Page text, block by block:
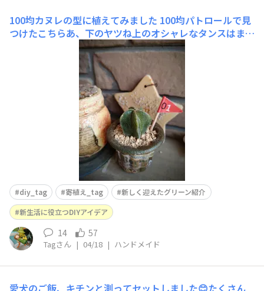
100均カヌレの型に植えてみました 100均パトロールで見
つけたこちらあ、下のヤツね上のオシャレなタンスはまた
違うこと考えてるので後日DAISOで見つけたこの子入れる
のにちょうど良い大きさ💕さっそくプライマー塗布して下
穴開けて色塗り開始🎨🖌️目立たないけどサビ塗装シール
を貼ってちょっと汚してみたら……やり過ぎたーー🤣🤣🤣
diy_tag 寄植え_tag
新しく迎えたグリーン紹介
新生活に役立つDIYアイデア
14 57
Tagさん | 04/18 | ハンドメイド
愛犬のご飯、キチンと測ってセットしました😊たくさん